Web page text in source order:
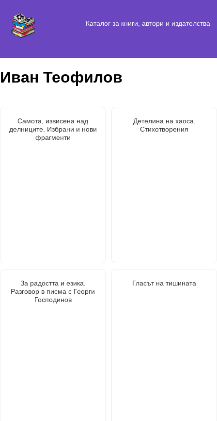
Каталог за книги, автори и издателства
Иван Теофилов
Самота, извисена над
делниците. Избрани и нови
фрагменти
Детелина на хаоса.
Стихотворения
За радостта и езика.
Разговор в писма с Георги
Господинов
Гласът на тишината